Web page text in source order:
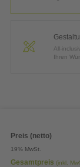
All-
Ihren
Preis (netto)
19% MwSt.
Gesamtpreis (inkl.